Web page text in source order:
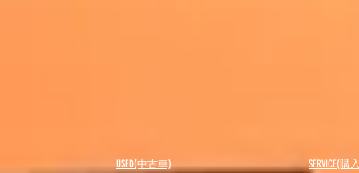
USED(中古車) SERVICE(